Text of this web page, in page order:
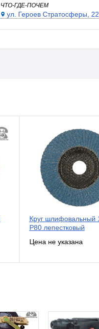
ЧТО-ГДЕ-ПОЧЕМ
ул. Героев Стратосферы,
Круг шлифовальный
Р80 лепестковый